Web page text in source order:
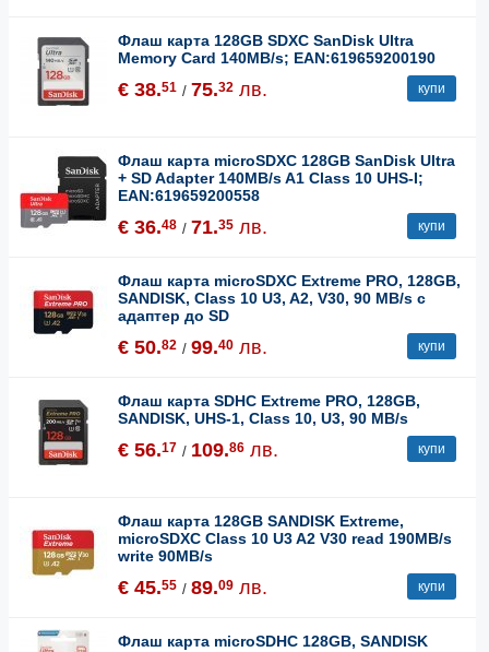
Флаш карта 128GB SDXC SanDisk Ultra
Memory Card 140MB/s; EAN:619659200190
€ 38.51 / 75.32 лв. купи
Флаш карта microSDXC 128GB SanDisk Ultra
+ SD Adapter 140MB/s A1 Class 10 UHS-I;
EAN:619659200558
€ 36.48 / 71.35 лв. купи
Флаш карта microSDXC Extreme PRO, 128GB,
SANDISK, Class 10 U3, A2, V30, 90 MB/s с
адаптер до SD
€ 50.82 / 99.40 лв. купи
Флаш карта SDHC Extreme PRO, 128GB,
SANDISK, UHS-1, Class 10, U3, 90 MB/s
€ 56.17 / 109.86 лв. купи
Флаш карта 128GB SANDISK Extreme,
microSDXC Class 10 U3 A2 V30 read 190MB/s
write 90MB/s
€ 45.55 / 89.09 лв. купи
Флаш карта microSDHC 128GB, SANDISK